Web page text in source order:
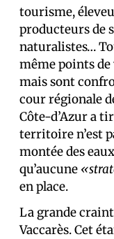
tourisme,
producteurs de
naturalistes…
même points
mais sont
cour régionale
Côte-d’Azur a
territoire n’est
montée des
qu’aucune
en place.
La grande
Vaccarès. Cet